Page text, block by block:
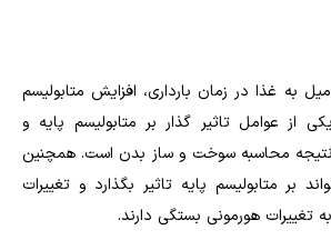
به غذا در زمان بارداری، افزایش متابولیسم
از عوامل تاثیر گذار بر متابولیسم پایه و
محاسبه سوخت و ساز بدن است. همچنین
بر متابولیسم پایه تاثیر بگذارد و تغییرات
تغییرات هورمونی بستگی دارند.